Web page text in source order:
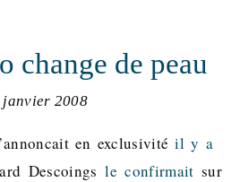
change de peau
janvier 2008
en exclusivitéil y a
Descoingsle confirmait sur